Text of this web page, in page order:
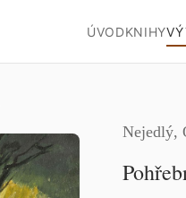
ÚVODKNIHY
Nejedlý,